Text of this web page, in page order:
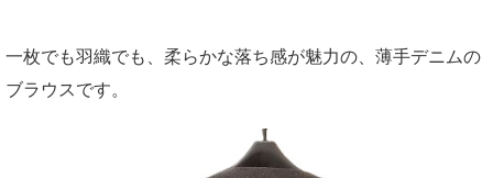
一枚でも羽織でも、柔らかな落ち感が魅力の、薄手デニムの
ブラウスです。